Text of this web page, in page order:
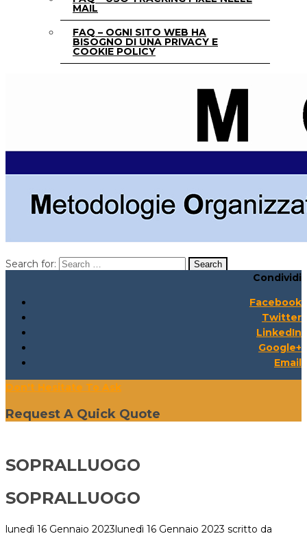
MAIL
FAQ – OGNI SITO WEB HA
BISOGNO DI UNA PRIVACY E
COOKIE POLICY
Search for:
Condividi
Facebook
Twitter
LinkedIn
Google+
Email
Don't Hesitate To Ask
Request A Quick Quote
SOPRALLUOGO
SOPRALLUOGO
lunedì 16 Gennaio 2023lunedì 16 Gennaio 2023 scritto da